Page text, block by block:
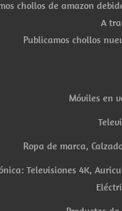
chollos de amazon
A
Publicamos chollos
Móviles en
Ropa de marca,
Televisiones 4K,